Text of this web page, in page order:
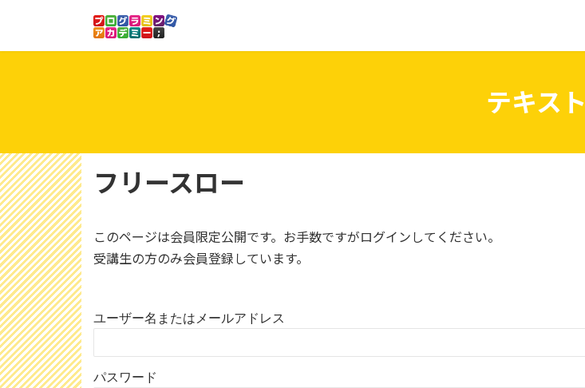
テ
ッ
プ
ゲ
移
動
テキスト
フリースロー
このページは会員限定公開です。お手数ですがログインしてください。
受講生の方のみ会員登録しています。
ユーザー名またはメールアドレス
パスワード